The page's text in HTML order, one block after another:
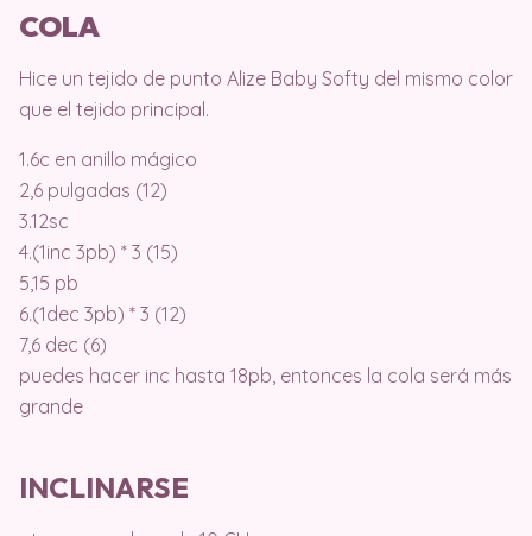
COLA
Hice un tejido de punto Alize Baby Softy del mismo color
que el tejido principal.
1.6c en anillo mágico
2,6 pulgadas (12)
3.12sc
4.(1inc 3pb) * 3 (15)
5,15 pb
6.(1dec 3pb) * 3 (12)
7,6 dec (6)
puedes hacer inc hasta 18pb, entonces la cola será más
grande
INCLINARSE